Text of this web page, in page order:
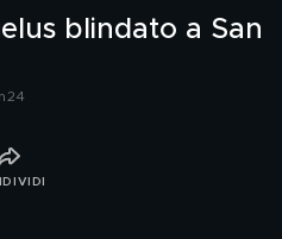
blindato a San